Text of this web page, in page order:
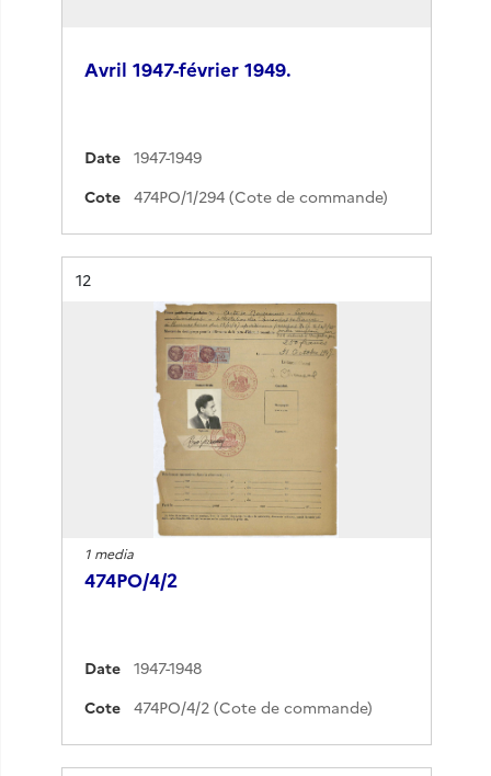
Avril 1947-février 1949.
Date
1947-1949
Cote
474PO/1/294 (Cote de commande)
Résultat n°
12
1 media
474PO/4/2
Date
1947-1948
Cote
474PO/4/2 (Cote de commande)